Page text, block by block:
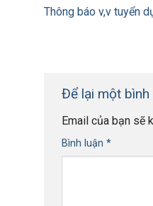
Thông báo v,v tuyển
Để lại một bình
Email của bạn sẽ
Bình luận *